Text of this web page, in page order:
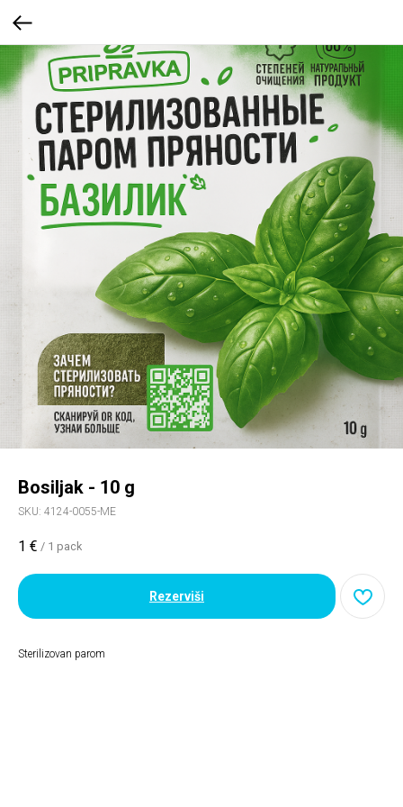
Bosiljak - 10 g
SKU: 4124-0055-ME
1 € / 1 pack
Rezerviši
Sterilizovan parom